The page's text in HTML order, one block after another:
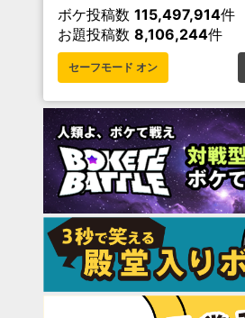
ボケ投稿数 115,497,914件
お題投稿数 8,106,244件
セーフモード オン